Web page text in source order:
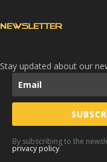
NEWSLETTER
Stay updated about our
By subscribing to the
privacy policy.